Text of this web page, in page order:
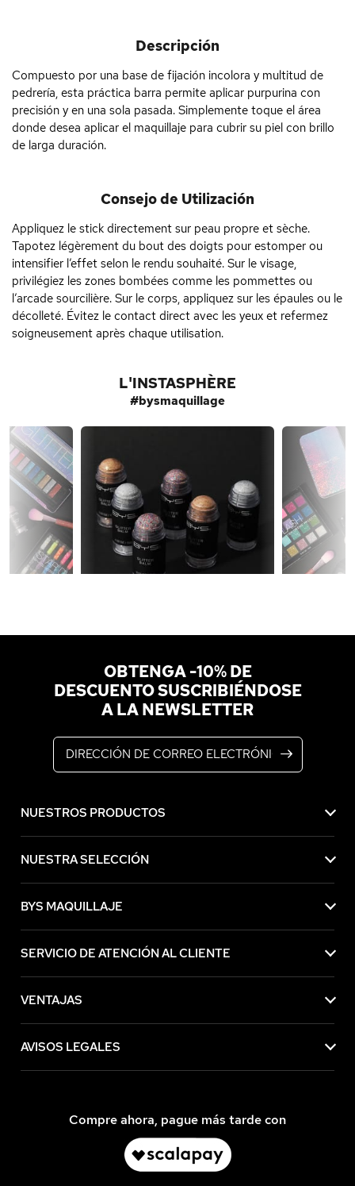
Descripción
Compuesto por una base de fijación incolora y multitud de
pedrería, esta práctica barra permite aplicar purpurina con
precisión y en una sola pasada. Simplemente toque el área
donde desea aplicar el maquillaje para cubrir su piel con brillo
de larga duración.
Consejo de Utilización
Appliquez le stick directement sur peau propre et sèche.
Tapotez légèrement du bout des doigts pour estomper ou
intensifier l’effet selon le rendu souhaité. Sur le visage,
privilégiez les zones bombées comme les pommettes ou
l’arcade sourcilière. Sur le corps, appliquez sur les épaules ou le
décolleté. Évitez le contact direct avec les yeux et refermez
soigneusement après chaque utilisation.
L'INSTASPHÈRE
#bysmaquillage
OBTENGA -10% DE
DESCUENTO SUSCRIBIÉNDOSE
A LA NEWSLETTER
NUESTROS PRODUCTOS
NUESTRA SELECCIÓN
BYS MAQUILLAJE
SERVICIO DE ATENCIÓN AL CLIENTE
VENTAJAS
AVISOS LEGALES
Compre ahora, pague más tarde con